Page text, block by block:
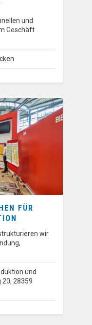
und
Geschäft
FÜR
wir
und
20, 28359